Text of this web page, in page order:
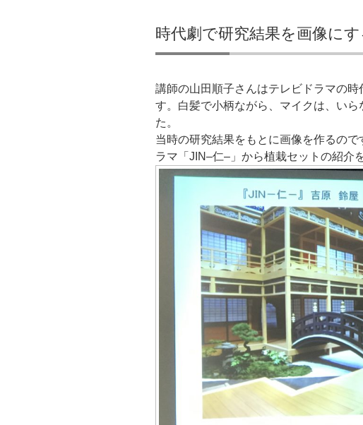
時代劇で研究結果を画像に
講師の山田順子さんはテレビドラマの時
す。白髪で小柄ながら、マイクは、い
た。
当時の研究結果をもとに画像を作るの
ラマ「JIN–仁–」から植栽セットの紹介